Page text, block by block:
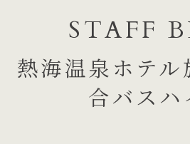
STAFF
熱海温泉ホテル
合バスハ